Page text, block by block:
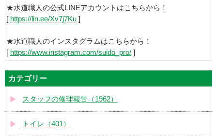
★水道職人の公式LINEアカウントはこちらから！
[ https://lin.ee/Xv7j7Ku ]
★水道職人のインスタグラムはこちらから！
[ https://www.instagram.com/suido_pro/ ]
カテゴリー
スタッフの修理報告（1962）
トイレ（401）